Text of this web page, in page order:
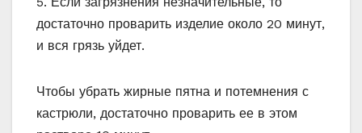
достаточно проварить изделие около 20 минут,
и вся грязь уйдет.
Чтобы убрать жирные пятна и потемнения с
кастрюли, достаточно проварить ее в этом